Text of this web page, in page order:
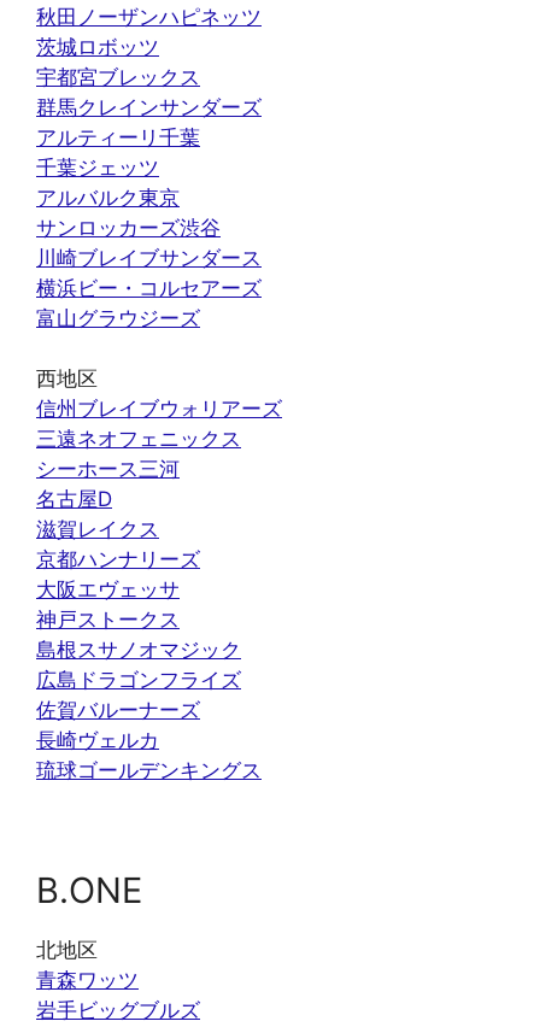
秋田ノーザンハピネッツ
茨城ロボッツ
宇都宮ブレックス
群馬クレインサンダーズ
アルティーリ千葉
千葉ジェッツ
アルバルク東京
サンロッカーズ渋谷
川崎ブレイブサンダース
横浜ビー・コルセアーズ
富山グラウジーズ
西地区
信州ブレイブウォリアーズ
三遠ネオフェニックス
シーホース三河
名古屋D
滋賀レイクス
京都ハンナリーズ
大阪エヴェッサ
神戸ストークス
島根スサノオマジック
広島ドラゴンフライズ
佐賀バルーナーズ
長崎ヴェルカ
琉球ゴールデンキングス
B.ONE
北地区
青森ワッツ
岩手ビッグブルズ